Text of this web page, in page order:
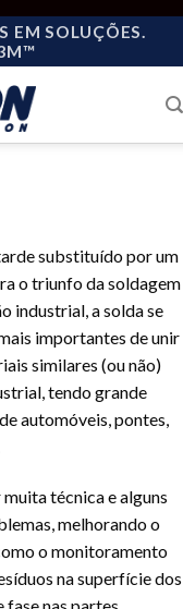
EM SOLUÇÕES.
substituído por um
o triunfo da soldagem
industrial, a solda se
importantes de unir
similares (ou não)
tendo grande
automóveis, pontes,
técnica e alguns
melhorando o
o monitoramento
na superfície dos